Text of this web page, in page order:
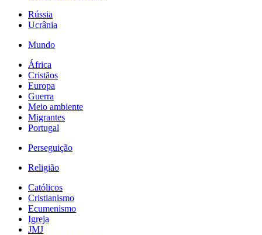
Rússia
Ucrânia
Mundo
África
Cristãos
Europa
Guerra
Meio ambiente
Migrantes
Portugal
Perseguição
Religião
Católicos
Cristianismo
Ecumenismo
Igreja
JMJ